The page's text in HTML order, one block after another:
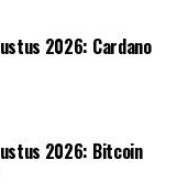
2026: Cardano
2026: Bitcoin